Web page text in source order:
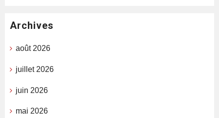
Archives
août 2026
juillet 2026
juin 2026
mai 2026